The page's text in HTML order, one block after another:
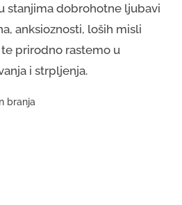
stanjima dobrohotne ljubavi
anksioznosti, loših misli
prirodno rastemo u
i strpljenja.
branja